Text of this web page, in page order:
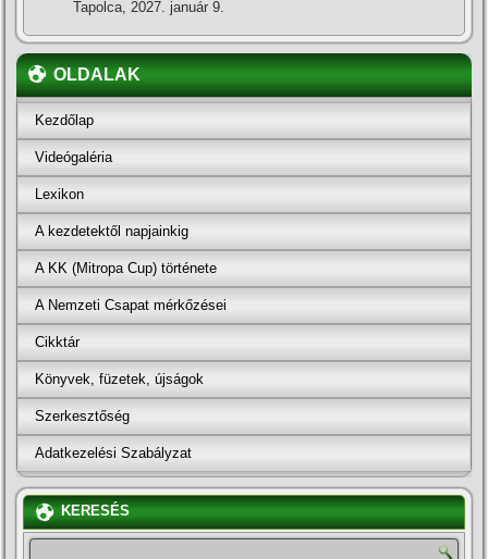
Tapolca, 2027. január 9.
OLDALAK
Kezdőlap
Videógaléria
Lexikon
A kezdetektől napjainkig
A KK (Mitropa Cup) története
A Nemzeti Csapat mérkőzései
Cikktár
Könyvek, füzetek, újságok
Szerkesztőség
Adatkezelési Szabályzat
KERESÉS